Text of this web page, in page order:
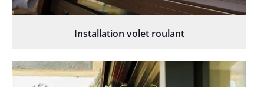
Installation volet roulant